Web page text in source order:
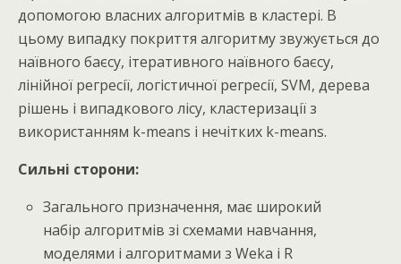
допомогою власних алгоритмів в кластері. В
цьому випадку покриття алгоритму звужується до
наївного баєсу, ітеративного наївного баєсу,
лінійної регресії, логістичної регресії, SVM, дерева
рішень і випадкового лісу, кластеризації з
використанням k-means і нечітких k-means.
Сильні сторони:
Загального призначення, має широкий
набір алгоритмів зі схемами навчання,
моделями і алгоритмами з Weka і R